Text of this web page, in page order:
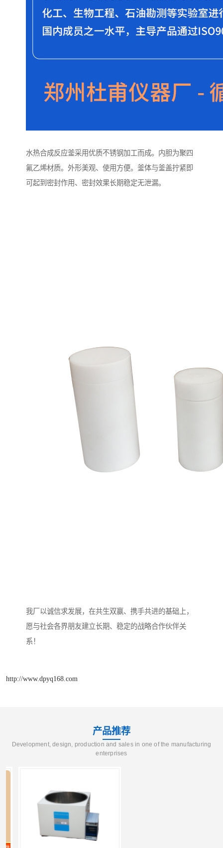
水热合成反应釜采用优质不锈钢加工而成。内胆为聚四
氟乙烯材质。外形美观、使用方便。釜体与釜盖拧紧即
可起到密封作用、密封效果长期稳定无泄漏。
我厂以诚信求发展，在共生双赢、携手共进的基础上，
愿与社会各界朋友建立长期、稳定的战略合作伙伴关
系！
http://www.dpyq168.com
产品推荐
Development, design, production and sales in one of the manufacturing
enterprises